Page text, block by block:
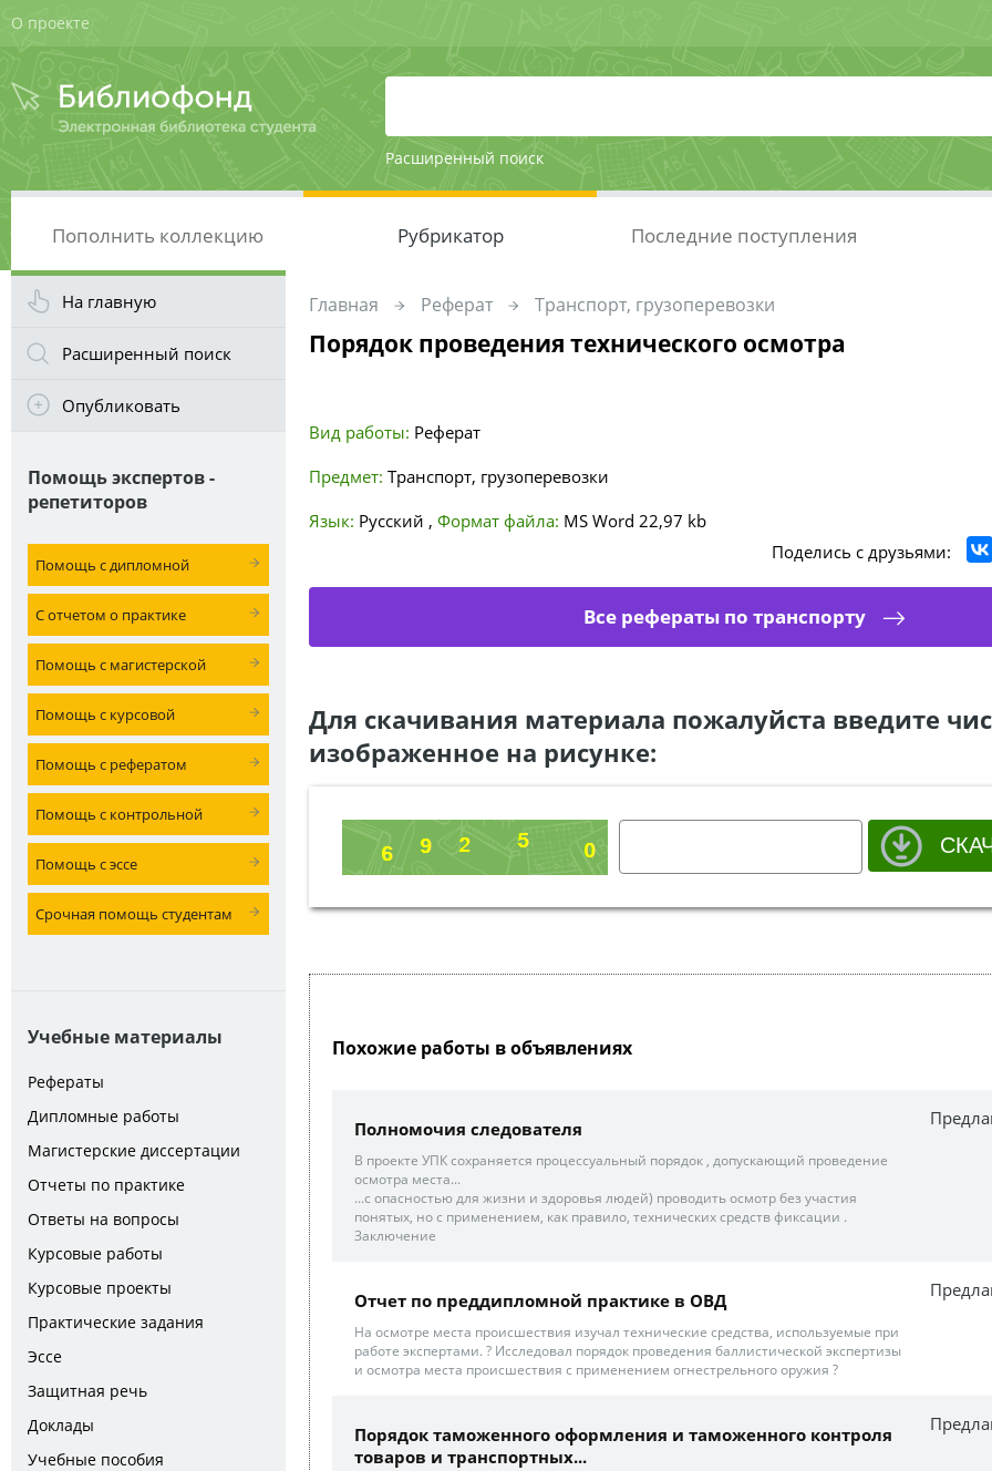
О проекте
Расширенный поиск
Пополнить коллекцию Рубрикатор Последние поступления
На главную
Расширенный поиск
Опубликовать
Помощь экспертов -
репетиторов
Помощь с дипломной
С отчетом о практике
Помощь с магистерской
Помощь с курсовой
Помощь с рефератом
Помощь с контрольной
Помощь с эссе
Срочная помощь студентам
Учебные материалы
Рефераты
Дипломные работы
Магистерские диссертации
Отчеты по практике
Ответы на вопросы
Курсовые работы
Курсовые проекты
Практические задания
Эссе
Защитная речь
Доклады
Учебные пособия
Главная Реферат Транспорт, грузоперевозки
Порядок проведения технического осмотра
Вид работы: Реферат
Предмет: Транспорт, грузоперевозки
Язык: Русский , Формат файла: MS Word 22,97 kb
Поделись с друзьями:
Все рефераты по транспорту
Для скачивания материала пожалуйста введите
изображенное на рисунке:
Похожие работы в объявлениях
Полномочия следователя
В проекте УПК сохраняется процессуальный порядок , допускающий проведение
осмотра места...
...с опасностью для жизни и здоровья людей) проводить осмотр без участия
понятых, но с применением, как правило, технических средств фиксации .
Заключение
Отчет по преддипломной практике в ОВД
На осмотре места происшествия изучал технические средства, используемые при
работе экспертами. ? Исследовал порядок проведения баллистической экспертизы
и осмотра места происшествия с применением огнестрельного оружия ?
Порядок таможенного оформления и таможенного контроля
товаров и транспортных...